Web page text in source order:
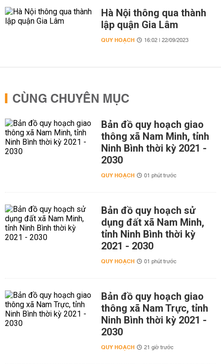
Hà Nội thông qua thành
lập quận Gia Lâm
QUY HOẠCH 16:02 | 22/09/2023
CÙNG CHUYÊN MỤC
Bản đồ quy hoạch giao
thông xã Nam Minh, tỉnh
Ninh Bình thời kỳ 2021 -
2030
QUY HOẠCH 01 phút trước
Bản đồ quy hoạch sử
dụng đất xã Nam Minh,
tỉnh Ninh Bình thời kỳ
2021 - 2030
QUY HOẠCH 01 phút trước
Bản đồ quy hoạch giao
thông xã Nam Trực, tỉnh
Ninh Bình thời kỳ 2021 -
2030
QUY HOẠCH 21 giờ trước